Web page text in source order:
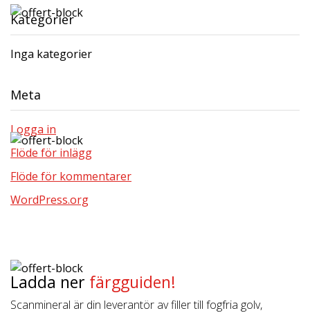
Kategorier
Inga kategorier
Meta
Logga in
Flöde för inlägg
Flöde för kommentarer
WordPress.org
Ladda ner färgguiden!
Scanmineral är din leverantör av filler till fogfria golv,